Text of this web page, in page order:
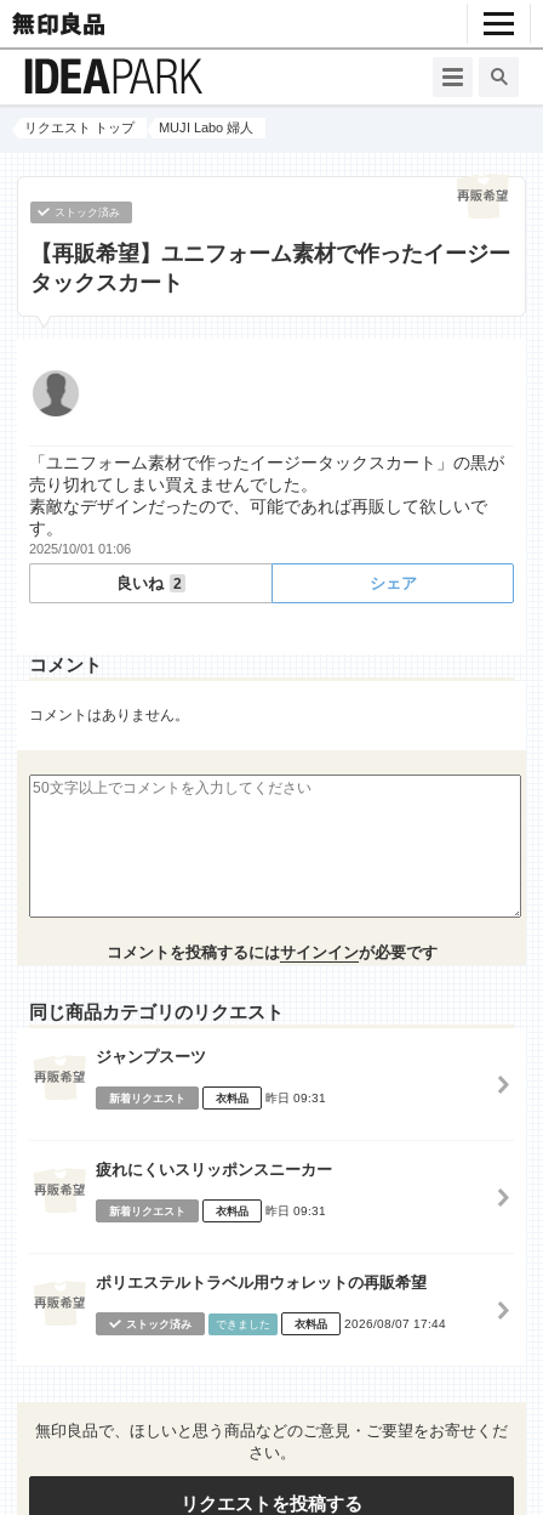
リクエスト トップ MUJI Labo 婦人
ストック済み
【再販希望】ユニフォーム素材で作ったイージー
タックスカート
「ユニフォーム素材で作ったイージータックスカート」の黒が
売り切れてしまい買えませんでした。
素敵なデザインだったので、可能であれば再販して欲しいで
す。
2025/10/01 01:06
良いね 2 シェア
コメント
コメントはありません。
コメントを投稿するにはサインインが必要です
同じ商品カテゴリのリクエスト
ジャンプスーツ
新着リクエスト 衣料品 昨日 09:31
疲れにくいスリッポンスニーカー
新着リクエスト 衣料品 昨日 09:31
ポリエステルトラベル用ウォレットの再販希望
ストック済み できました 衣料品 2026/08/07 17:44
無印良品で、ほしいと思う商品などのご意見・ご要望をお寄せくだ
さい。
リクエストを投稿する